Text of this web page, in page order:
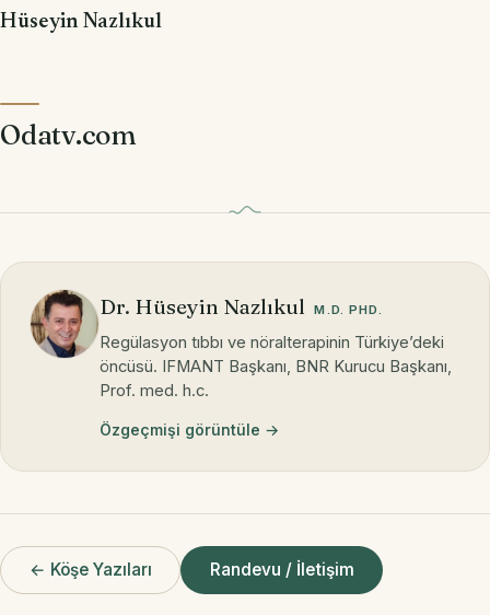
Hüseyin Nazlıkul
Odatv.com
Dr. Hüseyin Nazlıkul M.D. PHD.
Regülasyon tıbbı ve nöralterapinin Türkiye’deki
öncüsü. IFMANT Başkanı, BNR Kurucu Başkanı,
Prof. med. h.c.
Özgeçmişi görüntüle →
← Köşe Yazıları Randevu / İletişim